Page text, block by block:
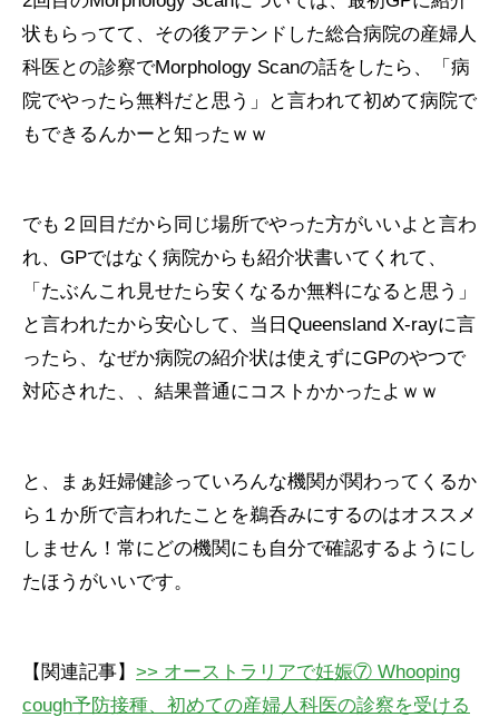
状もらってて、その後アテンドした総合病院の産婦人
科医との診察でMorphology Scanの話をしたら、「病
院でやったら無料だと思う」と言われて初めて病院で
もできるんかーと知ったｗｗ
でも２回目だから同じ場所でやった方がいいよと言わ
れ、GPではなく病院からも紹介状書いてくれて、
「たぶんこれ見せたら安くなるか無料になると思う」
と言われたから安心して、当日Queensland X-rayに言
ったら、なぜか病院の紹介状は使えずにGPのやつで
対応された、、結果普通にコストかかったよｗｗ
と、まぁ妊婦健診っていろんな機関が関わってくるか
ら１か所で言われたことを鵜呑みにするのはオススメ
しません！常にどの機関にも自分で確認するようにし
たほうがいいです。
【関連記事】 >> オーストラリアで妊娠⑦ Whooping
cough予防接種、初めての産婦人科医の診察を受ける